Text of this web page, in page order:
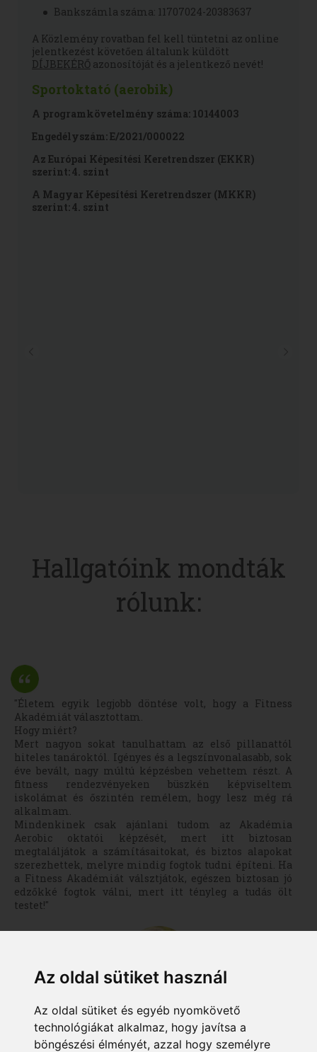
Az oldal sütiket használ
Az oldal sütiket és egyéb nyomkövető
technológiákat alkalmaz, hogy javítsa a
böngészési élményét, azzal hogy személyre
Bankszámla száma: 11707024-20383637
A Közlemény rovatban fel kell tüntetni az online
jelentkezést követően általunk küldött
DÍJBEKÉRŐ azonosítóját és a jelentkező nevét!
Sportoktató (aerobik)
A programkövetelmény száma: 10144003
Engedélyszám: E/2021/000022
Az Európai Képesítési Keretrendszer (EKKR)
szerint: 4. szint
A Magyar Képesítési Keretrendszer (MKKR)
szerint: 4. szint
Hallgatóink mondták
rólunk:
"Életem egyik legjobb döntése volt, hogy a Fitness
Akadémiát választottam.
Hogy miért?
Mert nagyon sokat tanulhattam az első pillanattól
hiteles tanároktól. Igényes és a legszínvonalasabb, sok
éve bevált, nagy múltú képzésben vehettem részt. A
fitness rendezvényeken büszkén képviseltem
iskolámat és őszintén remélem, hogy lesz még rá
alkalmam.
Mindenkinek csak ajánlani tudom az Akadémia
Aerobic oktatói képzését, mert itt biztosan
megtaláljátok a számításaitokat, és biztos alapokat
szerezhettek, melyre mindig fogtok tudni építeni. Ha
a Fitness Akadémiát válsztjátok, egészen biztosan jó
edzőkké fogtok válni, mert itt tényleg a tudás ölt
testet!"
Kovács Anita